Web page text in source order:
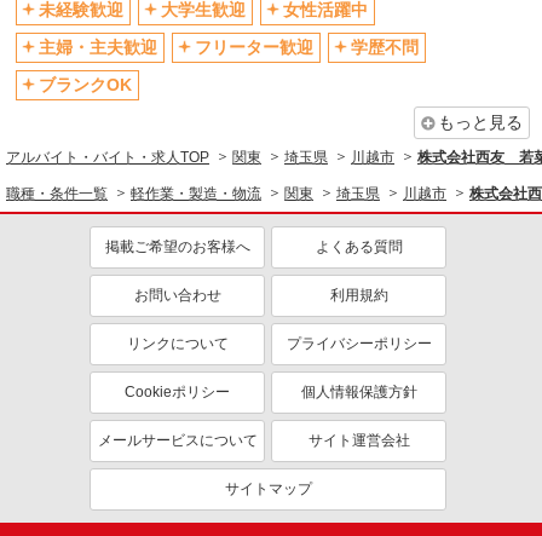
未経験歓迎
大学生歓迎
女性活躍中
主婦・主夫歓迎
フリーター歓迎
学歴不問
ブランクOK
もっと見る
アルバイト・バイト・求人TOP 関東 埼玉県 川越市 株式会社西友 若
職種・条件一覧 軽作業・製造・物流 関東 埼玉県 川越市 株式会社
掲載ご希望のお客様へ よくある質問
お問い合わせ 利用規約
リンクについて プライバシーポリシー
Cookieポリシー 個人情報保護方針
メールサービスについて サイト運営会社
サイトマップ